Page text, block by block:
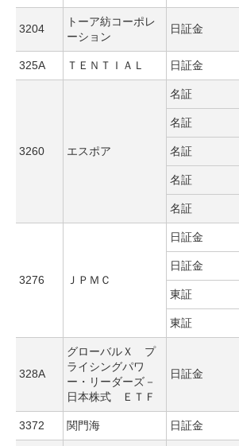
3204
トーア紡コーポレ
ーション
日証金
325A ＴＥＮＴＩＡＬ 日証金
3260 エスポア
名証
名証
名証
名証
名証
3276 ＪＰＭＣ
日証金
日証金
東証
東証
328A
グローバルＸ プ
ライシングパワ
ー・リーダーズ－
日本株式 ＥＴＦ
日証金
3372 関門海 日証金